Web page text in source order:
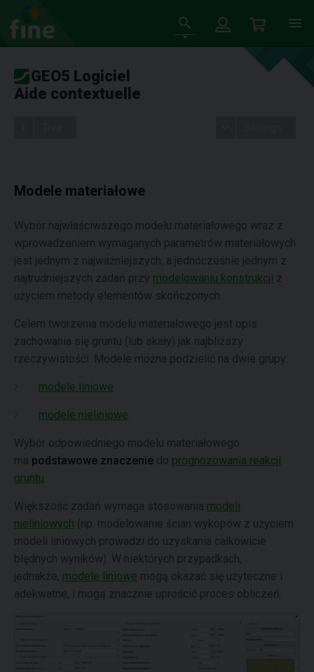
GEO5 Logiciel
Aide contextuelle
Modele materiałowe
Wybór najwłaściwszego modelu materiałowego wraz z
wprowadzeniem wymaganych parametrów materiałowych
jest jednym z najważniejszych, a jednocześnie jednym z
najtrudniejszych zadań przy modelowaniu konstrukcji z
użyciem metody elementów skończonych.
Celem tworzenia modelu materiałowego jest opis
zachowania się gruntu (lub skały) jak najbliższy
rzeczywistości. Modele można podzielić na dwie grupy:
modele liniowe
modele nieliniowe
Wybór odpowiedniego modelu materiałowego
ma podstawowe znaczenie do prognozowania reakcji
gruntu
Większość zadań wymaga stosowania modeli
nieliniowych (np. modelowanie ścian wykopów z użyciem
modeli liniowych prowadzi do uzyskania całkowicie
błędnych wyników). W niektórych przypadkach,
jednakże, modele liniowe mogą okazać się użyteczne i
adekwatne, i mogą znacznie uprościć proces obliczeń.